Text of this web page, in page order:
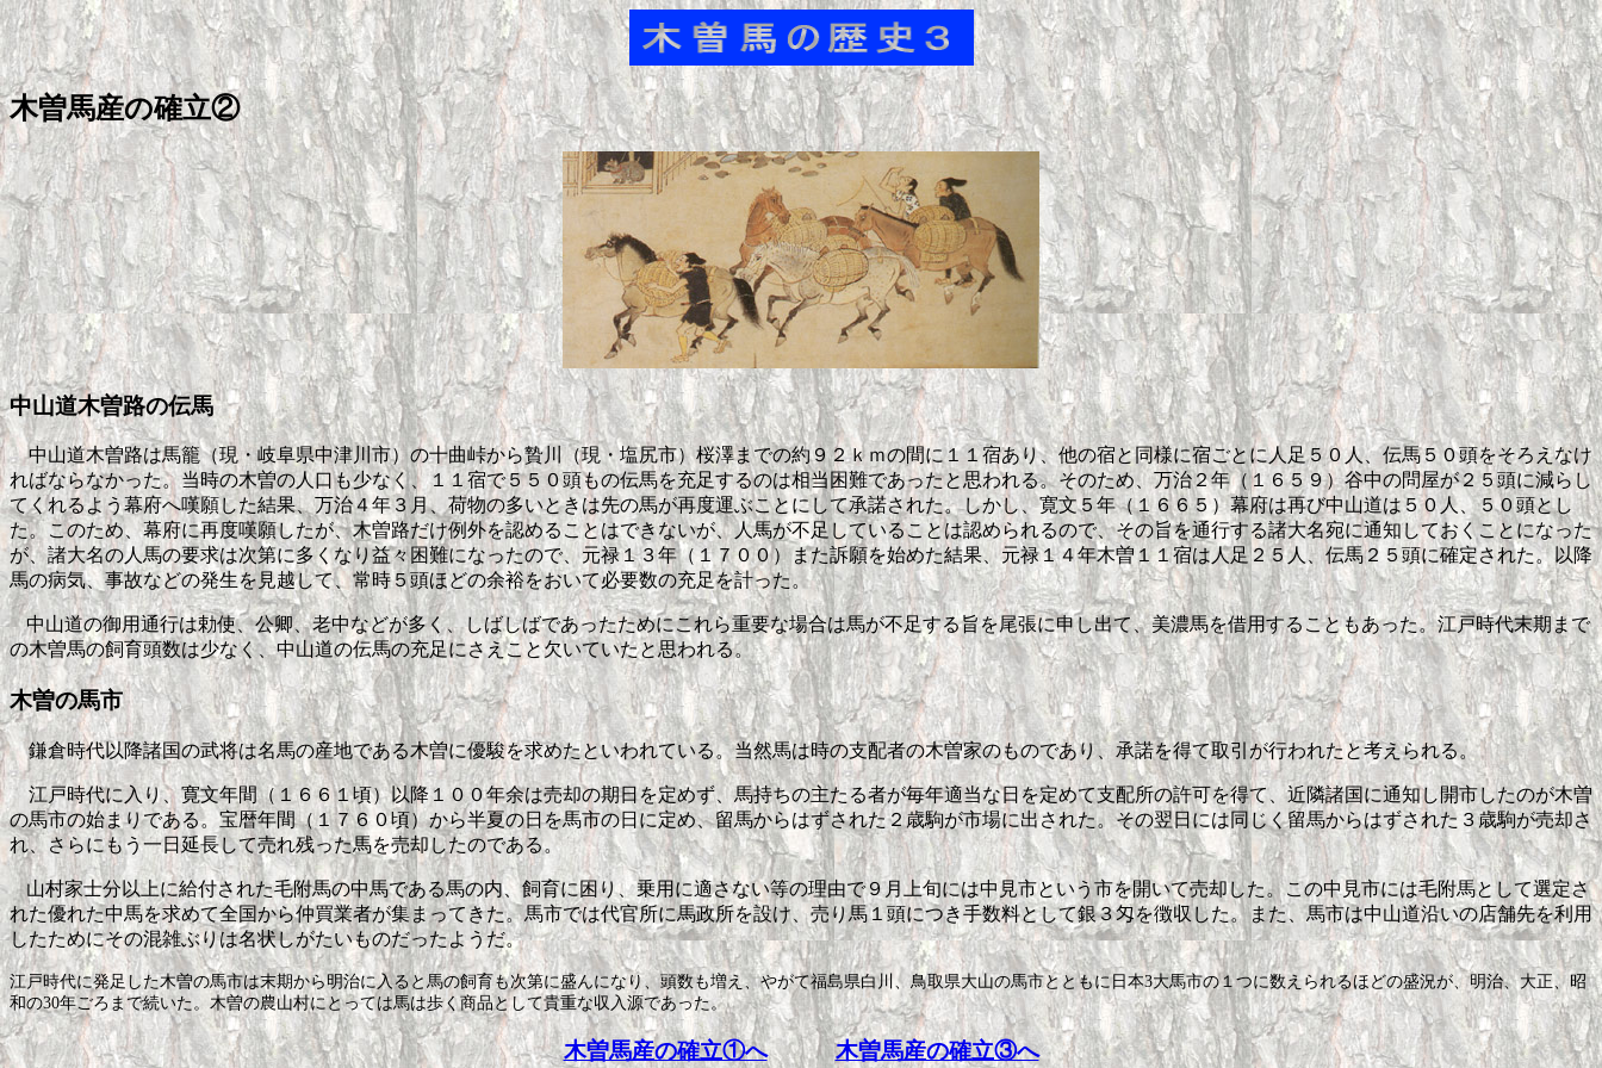
木曽馬産の確立②
中山道木曽路の伝馬
中山道木曽路は馬籠（現・岐阜県中津川市）の十曲峠から贄川（現・塩尻市）桜澤までの約９２ｋｍの間に１１宿あり、他の宿と同様に宿ごとに人足５０人、伝馬５０頭をそろえなけ
ればならなかった。当時の木曽の人口も少なく、１１宿で５５０頭もの伝馬を充足するのは相当困難であったと思われる。そのため、万治２年（１６５９）谷中の問屋が２５頭に減らし
てくれるよう幕府へ嘆願した結果、万治４年３月、荷物の多いときは先の馬が再度運ぶことにして承諾された。しかし、寛文５年（１６６５）幕府は再び中山道は５０人、５０頭とし
た。このため、幕府に再度嘆願したが、木曽路だけ例外を認めることはできないが、人馬が不足していることは認められるので、その旨を通行する諸大名宛に通知しておくことになった
が、諸大名の人馬の要求は次第に多くなり益々困難になったので、元禄１３年（１７００）また訴願を始めた結果、元禄１４年木曽１１宿は人足２５人、伝馬２５頭に確定された。以降
馬の病気、事故などの発生を見越して、常時５頭ほどの余裕をおいて必要数の充足を計った。
中山道の御用通行は勅使、公卿、老中などが多く、しばしばであったためにこれら重要な場合は馬が不足する旨を尾張に申し出て、美濃馬を借用することもあった。江戸時代末期まで
の木曽馬の飼育頭数は少なく、中山道の伝馬の充足にさえこと欠いていたと思われる。
木曽の馬市
鎌倉時代以降諸国の武将は名馬の産地である木曽に優駿を求めたといわれている。当然馬は時の支配者の木曽家のものであり、承諾を得て取引が行われたと考えられる。
江戸時代に入り、寛文年間（１６６１頃）以降１００年余は売却の期日を定めず、馬持ちの主たる者が毎年適当な日を定めて支配所の許可を得て、近隣諸国に通知し開市したのが木曽
の馬市の始まりである。宝暦年間（１７６０頃）から半夏の日を馬市の日に定め、留馬からはずされた２歳駒が市場に出された。その翌日には同じく留馬からはずされた３歳駒が売却さ
れ、さらにもう一日延長して売れ残った馬を売却したのである。
山村家士分以上に給付された毛附馬の中馬である馬の内、飼育に困り、乗用に適さない等の理由で９月上旬には中見市という市を開いて売却した。この中見市には毛附馬として選定さ
れた優れた中馬を求めて全国から仲買業者が集まってきた。馬市では代官所に馬政所を設け、売り馬１頭につき手数料として銀３匁を徴収した。また、馬市は中山道沿いの店舗先を利用
したためにその混雑ぶりは名状しがたいものだったようだ。
江戸時代に発足した木曽の馬市は末期から明治に入ると馬の飼育も次第に盛んになり、頭数も増え、やがて福島県白川、鳥取県大山の馬市とともに日本3大馬市の１つに数えられるほどの盛況が、明治、大正、昭
和の30年ごろまで続いた。木曽の農山村にとっては馬は歩く商品として貴重な収入源であった。
木曽馬産の確立①へ 木曽馬産の確立③へ